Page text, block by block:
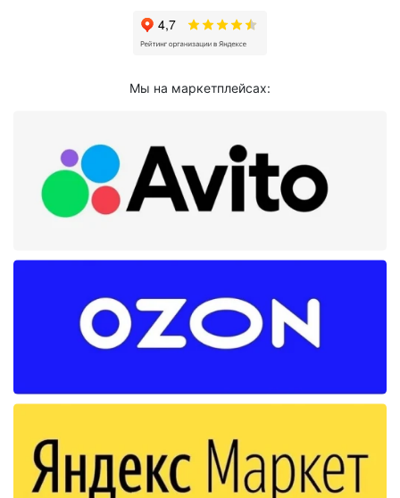
Мы на маркетплейсах: